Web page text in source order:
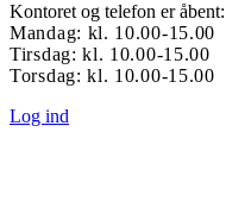
Kontoret og telefon er åbent:
Mandag: kl. 10.00-15.00
Tirsdag: kl. 10.00-15.00
Torsdag: kl. 10.00-15.00
Log ind